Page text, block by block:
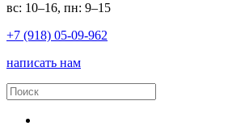
вс: 10–16, пн: 9–15
+7 (918) 05-09-962
написать нам